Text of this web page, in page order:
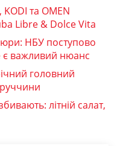
KODI та OMEN
Libre & Dolce Vita
НБУ поступово
є важливий нюанс
головний
літній салат,